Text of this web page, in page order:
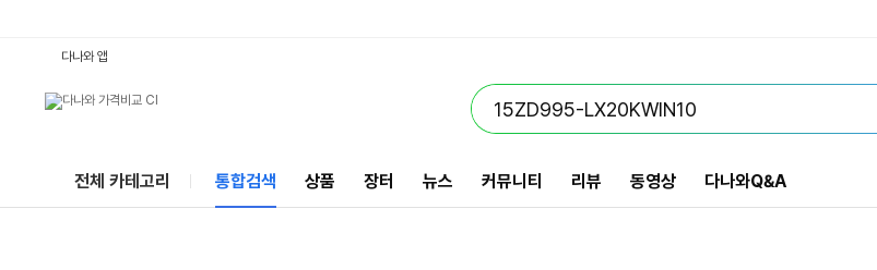
다나와 앱
전체 카테고리 통합검색 상품 장터 뉴스 커뮤니티 리뷰 동영상 다나와Q&A